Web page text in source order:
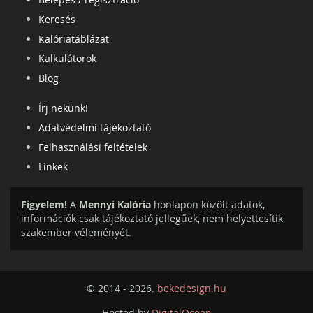
Keresés
Kalóriatáblázat
Kalkulátorok
Blog
Írj nekünk!
Adatvédelmi tájékoztató
Felhasználási feltételek
Linkek
Figyelem! A Mennyi Kalória honlapon közölt adatok,
információk csak tájékoztató jellegűek, nem helyettesítik
szakember véleményét.
© 2014 - 2026. bekedesign.hu